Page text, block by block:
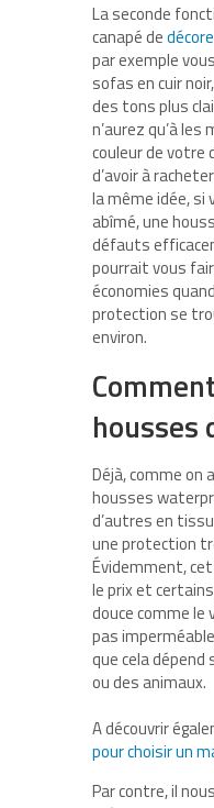
La seconde
canapé de
par exemple
sofas en cuir
des tons plus
n’aurez qu’à
couleur de votre
d’avoir à
la même idée, si
abîmé, une
défauts
pourrait vous
économies
protection se
environ.
housses
Déjà, comme on
housses
d’autres en
une protection
Évidemment,
le prix et
douce comme le
pas
que cela
ou des animaux.
A découvrir
pour choisir un
Par contre, il